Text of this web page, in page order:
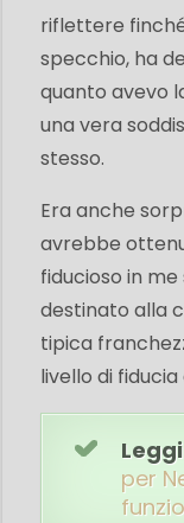
riflettere
specchio, ha
quanto avevo
una vera
stesso.
Era anche
avrebbe
fiducioso in
destinato alla
tipica
livello di
per